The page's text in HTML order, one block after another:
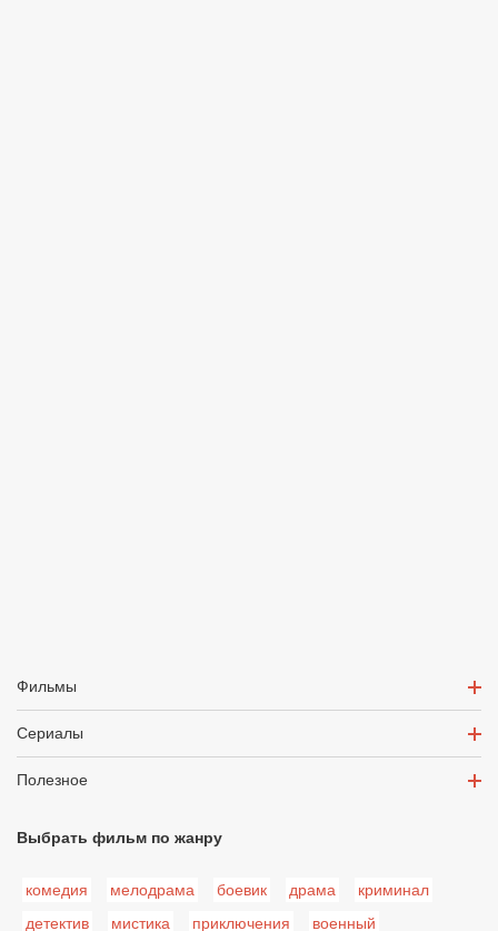
Фильмы
Сериалы
Полезное
Выбрать фильм по жанру
комедия мелодрама боевик драма
криминал
детектив
мистика приключения военный